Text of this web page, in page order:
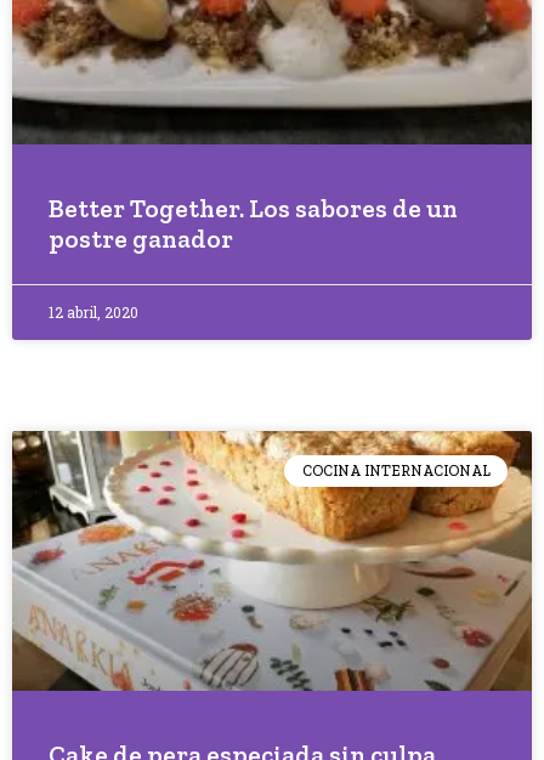
Better Together. Los sabores de un
postre ganador
12 abril, 2020
COCINA INTERNACIONAL